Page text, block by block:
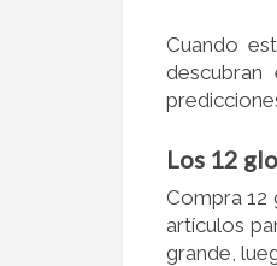
Cuando
Los 12
Compra 12
artículos
grande,